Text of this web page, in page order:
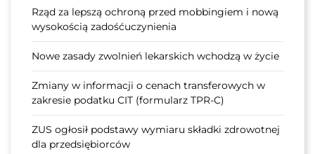
Rząd za lepszą ochroną przed mobbingiem i nową
wysokością zadośćuczynienia
Nowe zasady zwolnień lekarskich wchodzą w życie
Zmiany w informacji o cenach transferowych w
zakresie podatku CIT (formularz TPR-C)
ZUS ogłosił podstawy wymiaru składki zdrowotnej
dla przedsiębiorców